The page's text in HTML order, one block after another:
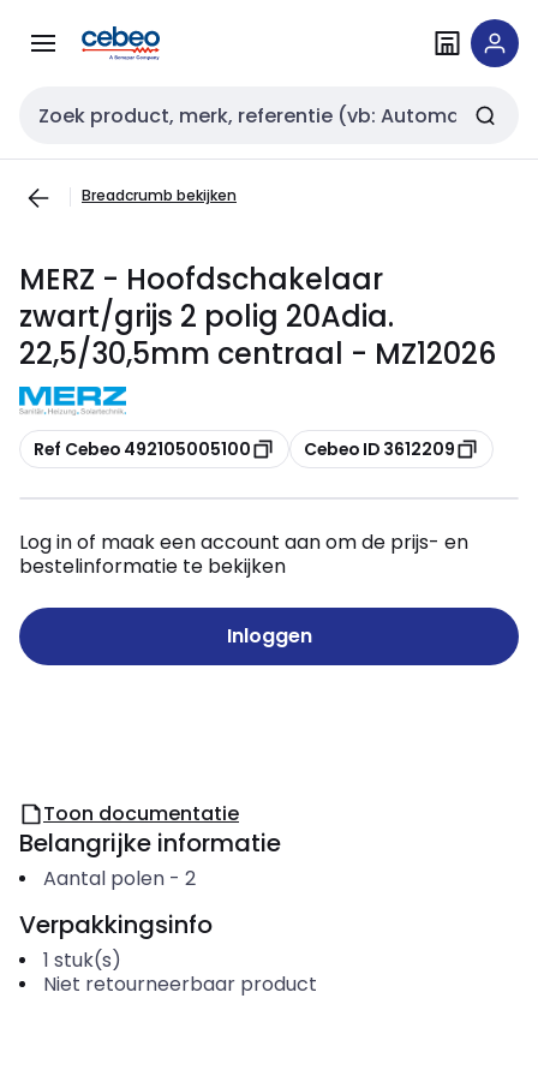
naar
naar
Zoekveld invoer
Breadcrumb bekijken
MERZ - Hoofdschakelaar
zwart/grijs 2 polig 20Adia.
22,5/30,5mm centraal - MZ12026
Kopiëren
Ref Cebeo 492105005100 Kopiëren
Cebeo ID 3612209
Log in of maak een account aan om de prijs- en
bestelinformatie te bekijken
Inloggen
Toon documentatie
Belangrijke informatie
Aantal polen- 2
Verpakkingsinfo
1 stuk(s)
Niet retourneerbaar product